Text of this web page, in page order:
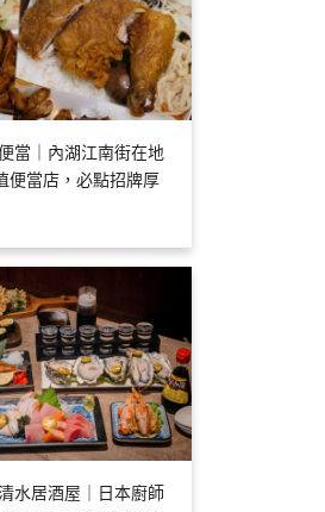
當｜內湖江南街在地
便當店，必點招牌厚
水居酒屋｜日本廚師